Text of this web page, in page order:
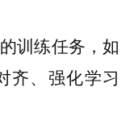
训练任务，如
齐、强化学习